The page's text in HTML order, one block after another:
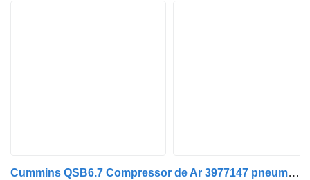
Cummins QSB6.7 Compressor de Ar 3977147 pneumatski kompresor za Cummins kamiona